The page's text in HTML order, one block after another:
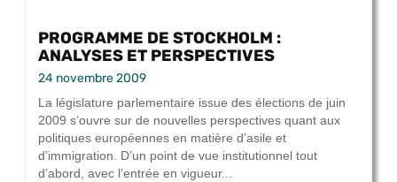
PROGRAMME DE STOCKHOLM :
ANALYSES ET PERSPECTIVES
24 novembre 2009
La législature parlementaire issue des élections de juin
2009 s’ouvre sur de nouvelles perspectives quant aux
politiques européennes en matière d’asile et
d’immigration. D’un point de vue institutionnel tout
d’abord, avec l’entrée en vigueur...